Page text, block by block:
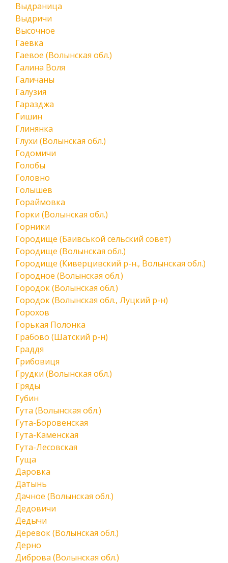
Выдраница
Выдричи
Высочное
Гаевка
Гаевое (Волынская обл.)
Галина Воля
Галичаны
Галузия
Гаразджа
Гишин
Глинянка
Глухи (Волынская обл.)
Годомичи
Голобы
Головно
Голышев
Гораймовка
Горки (Волынская обл.)
Горники
Городище (Баивськой сельский совет)
Городище (Волынская обл.)
Городище (Киверцивский р-н., Волынская обл.)
Городное (Волынская обл.)
Городок (Волынская обл.)
Городок (Волынская обл., Луцкий р-н)
Горохов
Горькая Полонка
Грабово (Шатский р-н)
Граддя
Грибовиця
Грудки (Волынская обл.)
Гряды
Губин
Гута (Волынская обл.)
Гута-Боровенская
Гута-Каменская
Гута-Лесовская
Гуща
Даровка
Датынь
Дачное (Волынская обл.)
Дедовичи
Дедычи
Деревок (Волынская обл.)
Дерно
Диброва (Волынская обл.)